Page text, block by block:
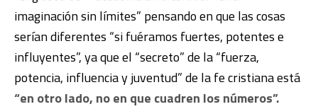
imaginación sin límites” pensando en que las cosas
serían diferentes “si fuéramos fuertes, potentes e
influyentes”, ya que el “secreto” de la “fuerza,
potencia, influencia y juventud” de la fe cristiana está
“en otro lado, no en que cuadren los números”.